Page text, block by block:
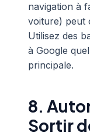
navigation à
voiture) peut
Utilisez des
à Google
principale.
8.
Sortir